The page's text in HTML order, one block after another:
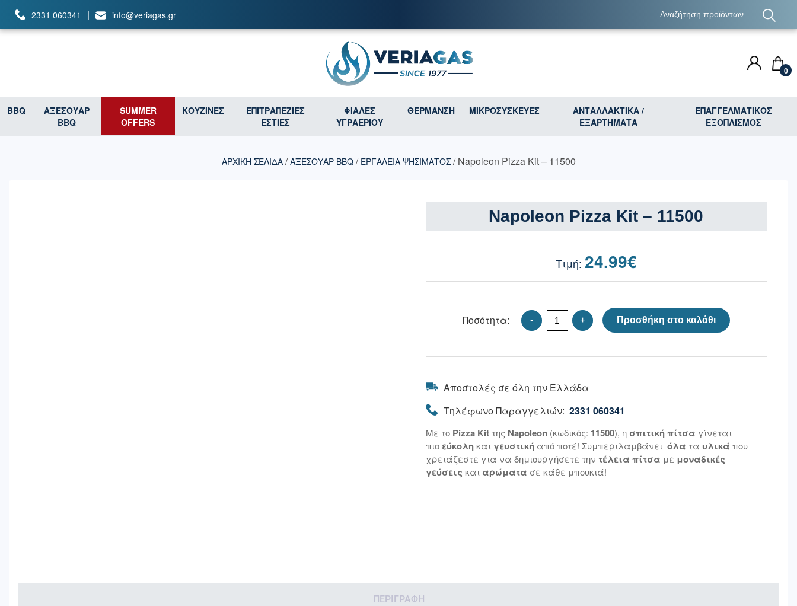
2331 060341 | info@veriagas.gr
0
BBQ
ΑΞΕΣΟΥΑΡ
BBQ
SUMMER
OFFERS
ΚΟΥΖΙΝΕΣ
ΕΠΙΤΡΑΠΕΖΙΕΣ
ΕΣΤΙΕΣ
ΦΙΑΛΕΣ
ΥΓΡΑΕΡΙΟΥ
ΘΕΡΜΑΝΣΗ ΜΙΚΡΟΣΥΣΚΕΥΕΣ
ΑΝΤΑΛΛΑΚΤΙΚΑ /
ΕΞΑΡΤΗΜΑΤΑ
ΕΠΑΓΓΕΛΜΑΤΙΚΟΣ
ΕΞΟΠΛΙΣΜΟΣ
ΑΡΧΙΚΉ ΣΕΛΊΔΑ/ΑΞΕΣΟΥΑΡ BBQ/ ΕΡΓΑΛΕΙΑ ΨΗΣΙΜΑΤΟΣ/ Napoleon Pizza Kit – 11500
Napoleon Pizza Kit – 11500
24.99€
Ποσότητα: - + Προσθήκη στο καλάθι
Αποστολές σε όλη την Ελλάδα
Τηλέφωνο Παραγγελιών: 2331 060341
Με το Pizza Kitτης Napoleon(κωδικός: 11500), η σπιτική πίτσα γίνεται
πιο εύκοληκαι γευστικήαπό ποτέ! Συμπεριλαμβάνει όλα τα υλικά που
χρειάζεστε για να δημιουργήσετε την τέλεια πίτσα με μοναδικές
γεύσεις καιαρώματα σε κάθε μπουκιά!
ΠΕΡΙΓΡΑΦΉ